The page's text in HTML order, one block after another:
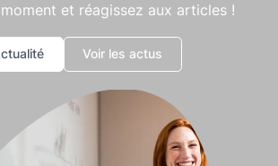
et réagissez aux articles !
Voir les actus